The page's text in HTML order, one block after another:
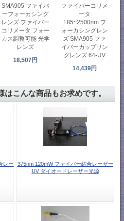
SMA905 ファイバ
ーフォーカシング
レンズ ファイバー
コリメータ フォー
カス調整可能 光学
レンズ
18,507円
ファイバーコリメ
ータ
185~2500nm フ
ォーカシングレン
ズ SMA905 ファ
イバーカップリン
グレンズ 64-UV
14,439円
はこんな商品もお求めです。
レー
375nm 120mW ファイバー結合レーザー
UV ダイオードレーザー光源